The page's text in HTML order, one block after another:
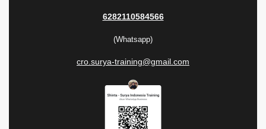
6282110584566
(Whatsapp)
cro.surya-training@gmail.com